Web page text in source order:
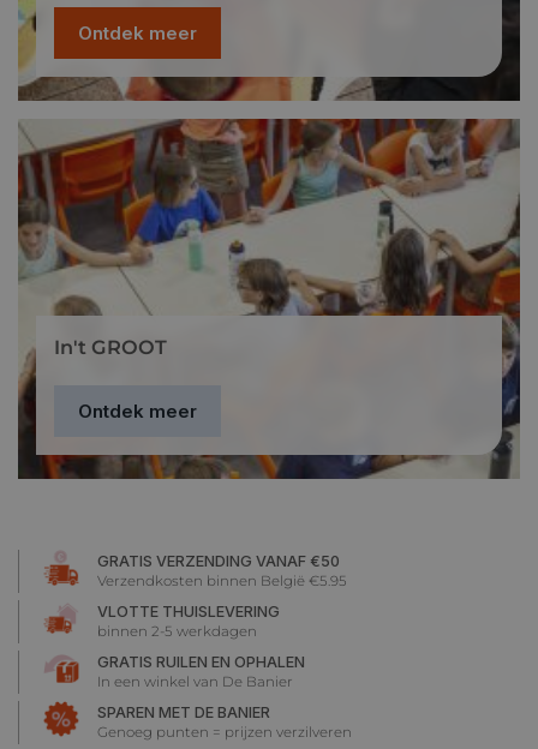
Ontdek meer
In't GROOT
Ontdek meer
GRATIS VERZENDING VANAF €50
Verzendkosten binnen België €5.95
VLOTTE THUISLEVERING
binnen 2-5 werkdagen
GRATIS RUILEN EN OPHALEN
In een winkel van De Banier
SPAREN MET DE BANIER
Genoeg punten = prijzen verzilveren